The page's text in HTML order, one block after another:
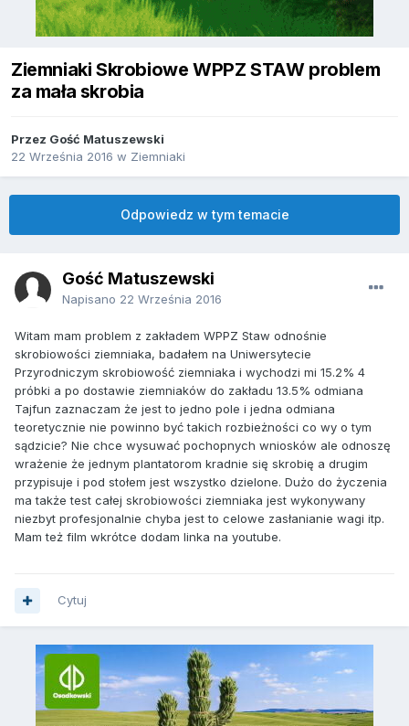
Ziemniaki Skrobiowe WPPZ STAW problem
za mała skrobia
Przez Gość Matuszewski
22 Września 2016 w Ziemniaki
Odpowiedz w tym temacie
Gość Matuszewski
Napisano 22 Września 2016
Witam mam problem z zakładem WPPZ Staw odnośnie
skrobiowości ziemniaka, badałem na Uniwersytecie
Przyrodniczym skrobiowość ziemniaka i wychodzi mi 15.2% 4
próbki a po dostawie ziemniaków do zakładu 13.5% odmiana
Tajfun zaznaczam że jest to jedno pole i jedna odmiana
teoretycznie nie powinno być takich rozbieżności co wy o tym
sądzicie? Nie chce wysuwać pochopnych wniosków ale odnoszę
wrażenie że jednym plantatorom kradnie się skrobię a drugim
przypisuje i pod stołem jest wszystko dzielone. Dużo do życzenia
ma także test całej skrobiowości ziemniaka jest wykonywany
niezbyt profesjonalnie chyba jest to celowe zasłanianie wagi itp.
Mam też film wkrótce dodam linka na youtube.
Cytuj